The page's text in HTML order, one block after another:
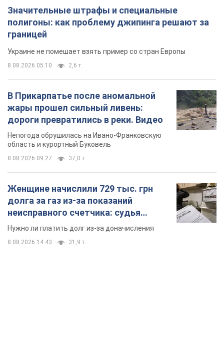
Значительные штрафы и специальные
полигоны: как проблему джипинга решают за
границей
Украине не помешает взять пример со стран Европы
8.08.2026 05:10 2,6 т.
В Прикарпатье после аномальной
жары прошел сильный ливень:
дороги превратились в реки. Видео
Непогода обрушилась на Ивано-Франковскую
область и курортный Буковель
8.08.2026 09:27 37,0 т.
Женщине начислили 729 тыс. грн
долга за газ из-за показаний
неисправного счетчика: судья
вынес неожиданное решение
Нужно ли платить долг из-за доначисления
8.08.2026 14:43 31,9 т.